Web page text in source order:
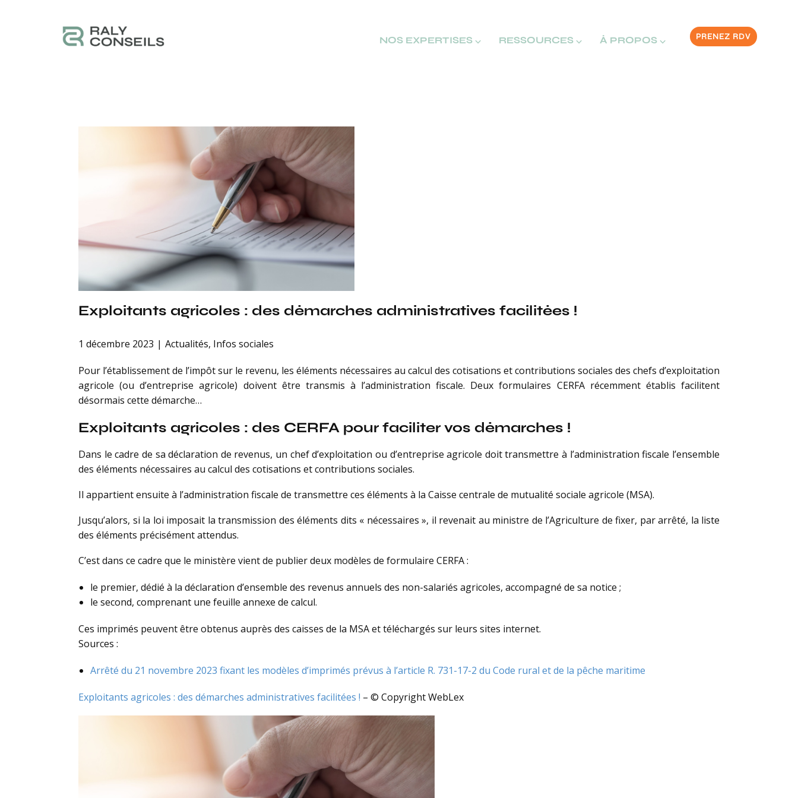
PRENEZ RDV
NOS EXPERTISES ⌵ RESSOURCES ⌵ À PROPOS ⌵
Exploitants agricoles : des démarches administratives facilitées !
1 décembre 2023 Actualités, Infos sociales
Pour l’établissement de l’impôt sur le revenu, les éléments nécessaires au calcul des cotisations et contributions sociales des chefs d’exploitation
agricole (ou d’entreprise agricole) doivent être transmis à l’administration fiscale. Deux formulaires CERFA récemment établis facilitent
désormais cette démarche…
Exploitants agricoles : des CERFA pour faciliter vos démarches !
Dans le cadre de sa déclaration de revenus, un chef d’exploitation ou d’entreprise agricole doit transmettre à l’administration fiscale l’ensemble
des éléments nécessaires au calcul des cotisations et contributions sociales.
Il appartient ensuite à l’administration fiscale de transmettre ces éléments à la Caisse centrale de mutualité sociale agricole (MSA).
Jusqu’alors, si la loi imposait la transmission des éléments dits « nécessaires », il revenait au ministre de l’Agriculture de fixer, par arrêté, la liste
des éléments précisément attendus.
C’est dans ce cadre que le ministère vient de publier deux modèles de formulaire CERFA :
le premier, dédié à la déclaration d’ensemble des revenus annuels des non-salariés agricoles, accompagné de sa notice ;
le second, comprenant une feuille annexe de calcul.
Ces imprimés peuvent être obtenus auprès des caisses de la MSA et téléchargés sur leurs sites internet.
Sources :
Arrêté du 21 novembre 2023 fixant les modèles d’imprimés prévus à l’article R. 731-17-2 du Code rural et de la pêche maritime
Exploitants agricoles : des démarches administratives facilitées ! – © Copyright WebLex